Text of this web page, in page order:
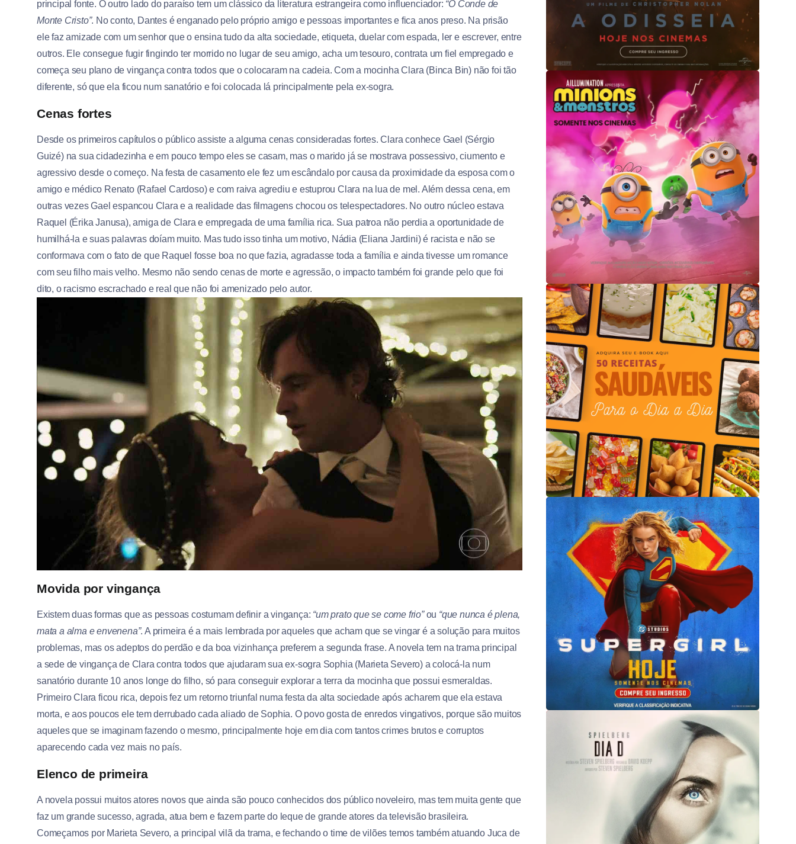
principal fonte. O outro lado do paraíso tem um clássico da literatura estrangeira como influenciador: “O Conde de
Monte Cristo”. No conto, Dantes é enganado pelo próprio amigo e pessoas importantes e fica anos preso. Na prisão
ele faz amizade com um senhor que o ensina tudo da alta sociedade, etiqueta, duelar com espada, ler e escrever, entre
outros. Ele consegue fugir fingindo ter morrido no lugar de seu amigo, acha um tesouro, contrata um fiel empregado e
começa seu plano de vingança contra todos que o colocaram na cadeia. Com a mocinha Clara (Binca Bin) não foi tão
diferente, só que ela ficou num sanatório e foi colocada lá principalmente pela ex-sogra.
Cenas fortes
Desde os primeiros capítulos o público assiste a alguma cenas consideradas fortes. Clara conhece Gael (Sérgio
Guizé) na sua cidadezinha e em pouco tempo eles se casam, mas o marido já se mostrava possessivo, ciumento e
agressivo desde o começo. Na festa de casamento ele fez um escândalo por causa da proximidade da esposa com o
amigo e médico Renato (Rafael Cardoso) e com raiva agrediu e estuprou Clara na lua de mel. Além dessa cena, em
outras vezes Gael espancou Clara e a realidade das filmagens chocou os telespectadores. No outro núcleo estava
Raquel (Érika Janusa), amiga de Clara e empregada de uma família rica. Sua patroa não perdia a oportunidade de
humilhá-la e suas palavras doíam muito. Mas tudo isso tinha um motivo, Nádia (Eliana Jardini) é racista e não se
conformava com o fato de que Raquel fosse boa no que fazia, agradasse toda a família e ainda tivesse um romance
com seu filho mais velho. Mesmo não sendo cenas de morte e agressão, o impacto também foi grande pelo que foi
dito, o racismo escrachado e real que não foi amenizado pelo autor.
Movida por vingança
Existem duas formas que as pessoas costumam definir a vingança: “um prato que se come frio”ou “que nunca é plena,
mata a alma e envenena”. A primeira é a mais lembrada por aqueles que acham que se vingar é a solução para muitos
problemas, mas os adeptos do perdão e da boa vizinhança preferem a segunda frase. A novela tem na trama principal
a sede de vingança de Clara contra todos que ajudaram sua ex-sogra Sophia (Marieta Severo) a colocá-la num
sanatório durante 10 anos longe do filho, só para conseguir explorar a terra da mocinha que possui esmeraldas.
Primeiro Clara ficou rica, depois fez um retorno triunfal numa festa da alta sociedade após acharem que ela estava
morta, e aos poucos ele tem derrubado cada aliado de Sophia. O povo gosta de enredos vingativos, porque são muitos
aqueles que se imaginam fazendo o mesmo, principalmente hoje em dia com tantos crimes brutos e corruptos
aparecendo cada vez mais no país.
Elenco de primeira
A novela possui muitos atores novos que ainda são pouco conhecidos dos público noveleiro, mas tem muita gente que
faz um grande sucesso, agrada, atua bem e fazem parte do leque de grande atores da televisão brasileira.
Começamos por Marieta Severo, a principal vilã da trama, e fechando o time de vilões temos também atuando Juca de